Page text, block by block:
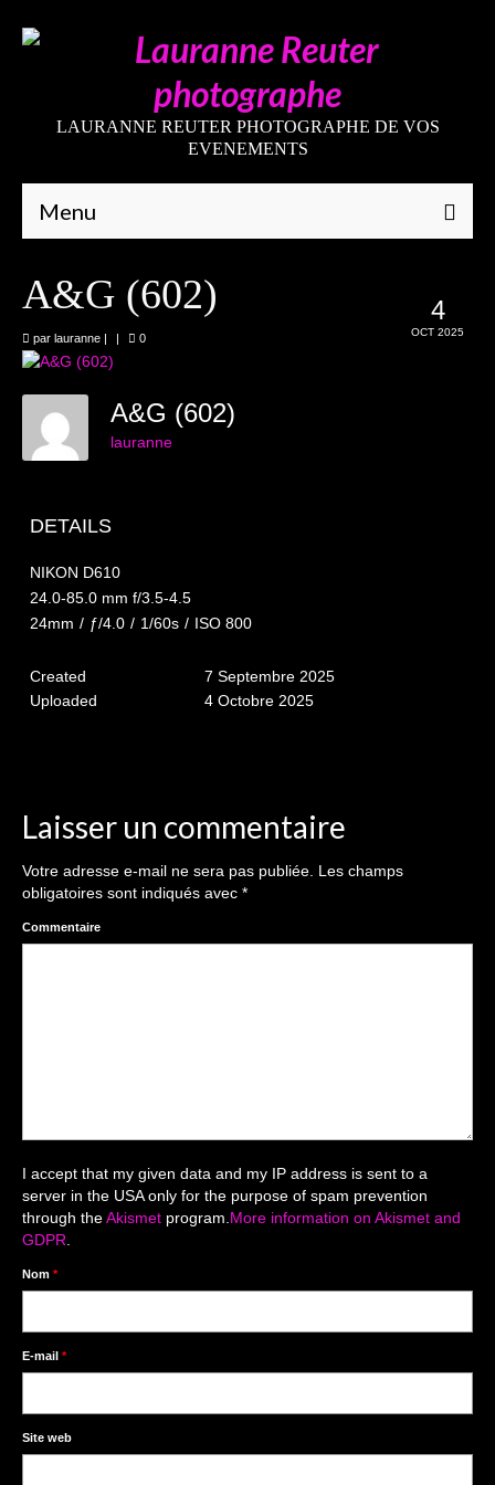
LAURANNE REUTER PHOTOGRAPHE DE VOS
EVENEMENTS
Menu
Mariages
Grossesses
Nouveaux-nés
Enfants
les 8 – 17 ans
Reportages / Nature morte
Galeries Privées
séance du 25.04.26
Cartes de remerciement
Photomontages
Prestations
Contact
Décors studio / Tenues / Accessoires
4
OCT 2025
A&G (602)
par lauranne | | 0
A&G (602)
lauranne
DETAILS
NIKON D610
24.0-85.0 mm f/3.5-4.5
24mm / ƒ/4.0 / 1/60s / ISO 800
Created
7 Septembre 2025
Uploaded
4 Octobre 2025
Laisser un commentaire
Votre adresse e-mail ne sera pas publiée. Les champs
obligatoires sont indiqués avec *
Commentaire
I accept that my given data and my IP address is sent to a
server in the USA only for the purpose of spam prevention
through theAkismet program.More information on Akismet and
GDPR.
Nom *
E-mail *
Site web